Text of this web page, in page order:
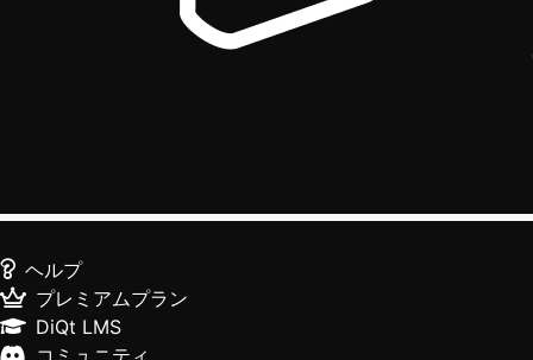
ヘルプ
プレミアムプラン
DiQt LMS
コミュニティ